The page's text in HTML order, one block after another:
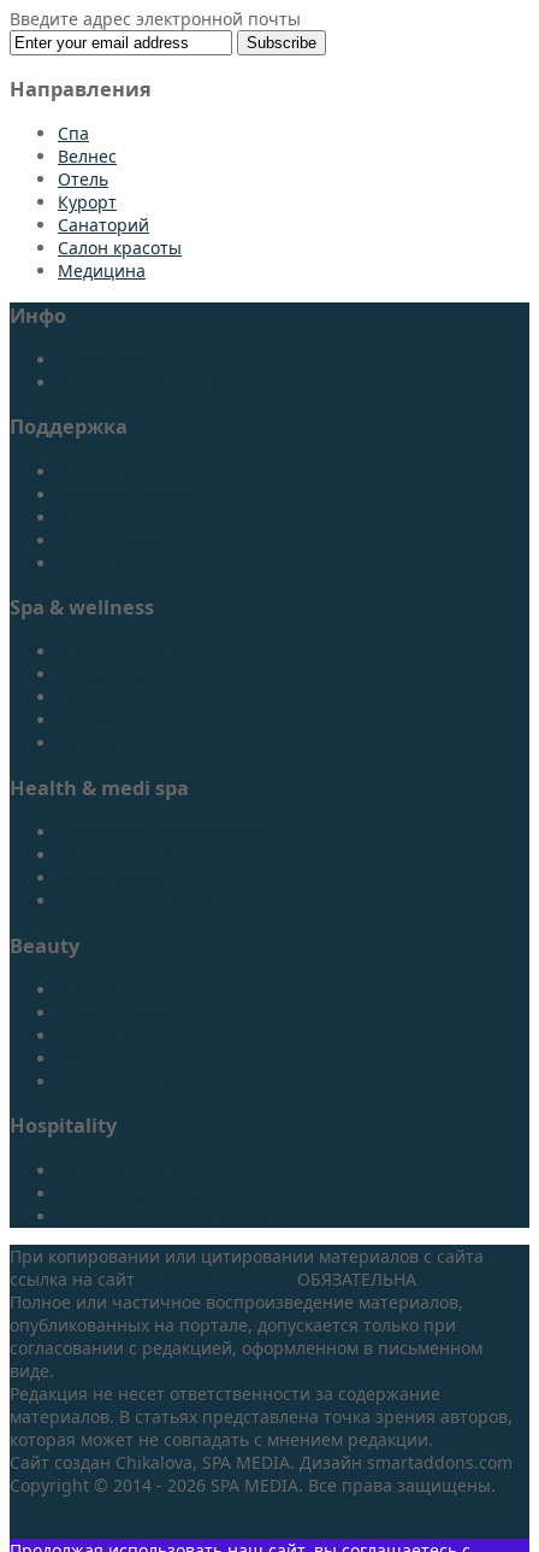
Введите адрес электронной почты
Направления
Спа
Bелнес
Отель
Курорт
Санаторий
Салон красоты
Медицина
Инфо
Поддержка
Spa & wellness
Health & medi spa
Beauty
Hospitality
При копировании или цитировании материалов с сайта
ссылка на сайт
ОБЯЗАТЕЛЬНА
Полное или частичное воспроизведение материалов,
опубликованных на портале, допускается только при
согласовании с редакцией, оформленном в письменном
виде.
Редакция не несет ответственности за содержание
материалов. В статьях представлена точка зрения авторов,
которая может не совпадать с мнением редакции.
Сайт создан Chikalova, SPA MEDIA. Дизайн smartaddons.com
Copyright © 2014 - 2026 SPA MEDIA. Все права защищены.